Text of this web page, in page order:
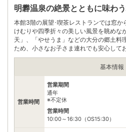
※ 料金情報は税込・税抜表記が混ざっており
自身でお問合せください。
明礬温泉の絶景とともに味わ
本館3階の展望･喫茶レストランでは窓か
けむりや四季折々の美しい風景を眺めな
天」、「やせうま」などの大分の郷土料
ため、小さなお子さま連れでも安心して
基本情報
営業時間
営業期間
通年
※不定休
営業時間
10:00～16:30（OS15:30）